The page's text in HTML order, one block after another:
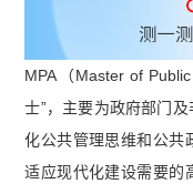
MPA（Master of
士”，主要为政府部门
化公共管理思维和公共
适应现代化建设需要的